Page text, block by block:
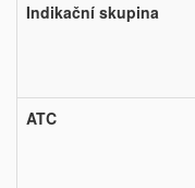
Indikační skupina
ATC